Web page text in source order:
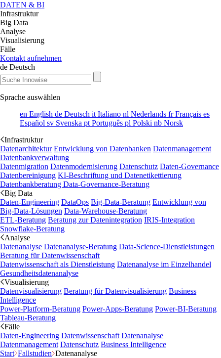
DATEN & BI
Infrastruktur
Big Data
Analyse
Visualisierung
Fälle
Kontakt aufnehmen
de Deutsch
Sprache auswählen
en English de Deutsch it Italiano nl Nederlands frFrançais es
Español sv Svenska pt Português pl Polski nb Norsk
Infrastruktur
Datenarchitektur Entwicklung von Datenbanken Datenmanagement
Datenbankverwaltung
Datenmigration Datenmodernisierung Datenschutz Daten-Governance
Datenbereinigung KI-Beschriftung und Datenetikettierung
Datenbankberatung Data-Governance-Beratung
Big Data
Daten-Engineering DataOps Big-Data-Beratung Entwicklung von
Big-Data-Lösungen Data-Warehouse-Beratung
ETL-Beratung Beratung zur Datenintegration IRIS-Integration
Snowflake-Beratung
Analyse
Datenanalyse Datenanalyse-Beratung Data-Science-Dienstleistungen
Beratung für Datenwissenschaft
Datenwissenschaft als Dienstleistung Datenanalyse im Einzelhandel
Gesundheitsdatenanalyse
Visualisierung
Datenvisualisierung Beratung für Datenvisualisierung Business
Intelligence
Power-Platform-Beratung Power-Apps-Beratung Power-BI-Beratung
Tableau-Beratung
Fälle
Daten-Engineering Datenwissenschaft Datenanalyse
Datenmanagement Datenschutz Business Intelligence
Start Fallstudien Datenanalyse